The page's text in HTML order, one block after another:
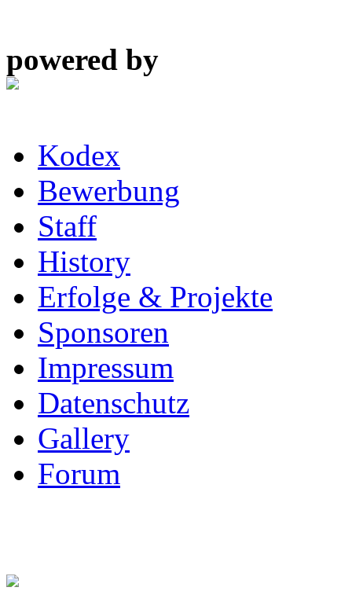
powered by
Kodex
Bewerbung
Staff
History
Erfolge & Projekte
Sponsoren
Impressum
Datenschutz
Gallery
Forum